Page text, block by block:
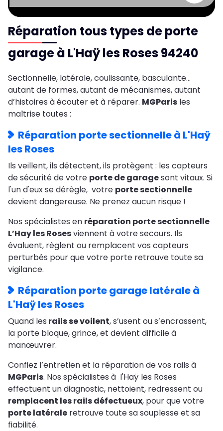
Réparation tous types de porte
garage à L'Haÿ les Roses 94240
Sectionnelle, latérale, coulissante, basculante…
autant de formes, autant de mécanismes, autant
d’histoires à écouter et à réparer. MGParis les
maîtrise toutes :
Réparation porte sectionnelle à L'Haÿ
les Roses
Ils veillent, ils détectent, ils protègent : les capteurs
de sécurité de votre porte de garagesont vitaux. Si
l'un d'eux se dérègle, votre porte sectionnelle
devient dangereuse. Ne prenez aucun risque !
Nos spécialistes en réparation porte sectionnelle
L’Hay les Rosesviennent à votre secours. Ils
évaluent, règlent ou remplacent vos capteurs
perturbés pour que votre porte retrouve toute sa
vigilance.
Réparation porte garage latérale à
L'Haÿ les Roses
Quand les rails se voilent, s’usent ou s’encrassent,
la porte bloque, grince, et devient difficile à
manœuvrer.
Confiez l’entretien et la réparation de vos rails à
MGParis. Nos spécialistes à l'Haÿ les Roses
effectuent un diagnostic, nettoient, redressent ou
remplacent les rails défectueux, pour que votre
porte latérale retrouve toute sa souplesse et sa
fiabilité.